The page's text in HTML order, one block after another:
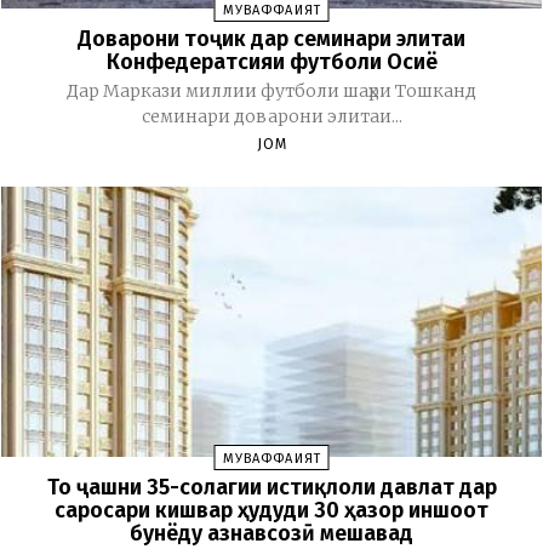
МУВАФФАҚИЯТ
Доварони тоҷик дар семинари элитаи
Конфедератсияи футболи Осиё
Дар Маркази миллии футболи шаҳри Тошканд
семинари доварони элитаи...
JOM
МУВАФФАҚИЯТ
То ҷашни 35-солагии истиқлоли давлат дар
саросари кишвар ҳудуди 30 ҳазор иншоот
бунёду азнавсозӣ мешавад